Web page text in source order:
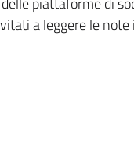
a leggere le